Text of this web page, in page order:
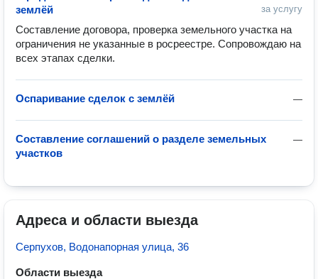
за услугу
землёй
Составление договора, проверка земельного участка на
ограничения не указанные в росреестре. Сопровождаю на
всех этапах сделки.
—
Оспаривание сделок с землёй
—
Составление соглашений о разделе земельных
участков
Адреса и области выезда
Серпухов, Водонапорная улица, 36
Области выезда